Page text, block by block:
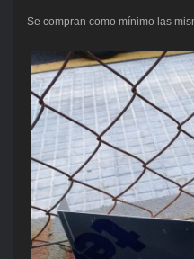
Se compran como mínimo las